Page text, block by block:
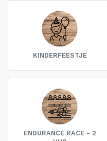
KINDERFEESTJE
ENDURANCE RACE - 2